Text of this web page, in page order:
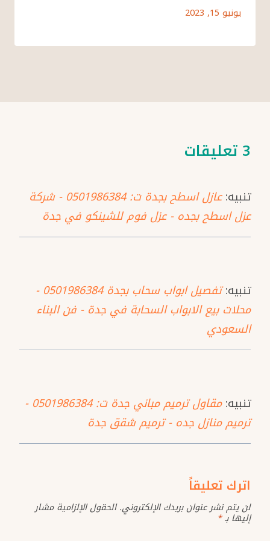
يونيو 15, 2023
3 تعليقات
تنبيه:
عازل اسطح بجدة ت: 0501986384 - شركة
عزل اسطح بجده - عزل فوم للشينكو في جدة
تنبيه:
تفصيل ابواب سحاب بجدة 0501986384 -
محلات بيع الابواب السحابة في جدة - فن البناء
السعودي
تنبيه:
مقاول ترميم مباني جدة ت: 0501986384 -
ترميم منازل جده - ترميم شقق جدة
اترك تعليقاً
لن يتم نشر عنوان بريدك الإلكتروني. الحقول الإلزامية مشار
إليها بـ*